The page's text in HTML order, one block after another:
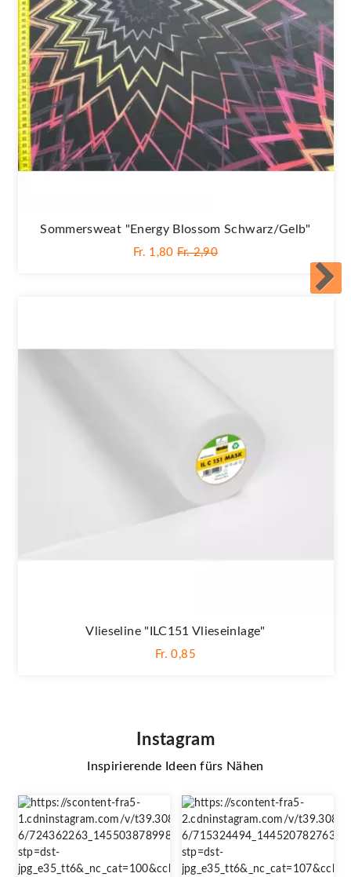
Sommersweat "Energy Blossom Schwarz/gelb"
Fr. 1,80 Fr. 2,90
Vlieseline "ILC151 Vlieseinlage"
Fr. 0,85
Instagram
Inspirierende Ideen fürs Nähen